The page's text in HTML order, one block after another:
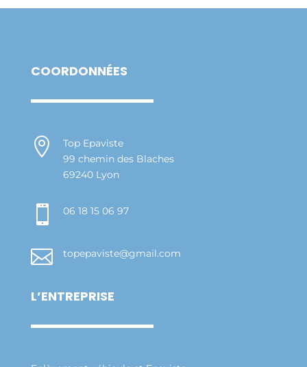
COORDONNÉES

Top Epaviste
99 chemin des Blaches
69240 Lyon
 06 18 15 06 97
 topepaviste@gmail.com
L’ENTREPRISE